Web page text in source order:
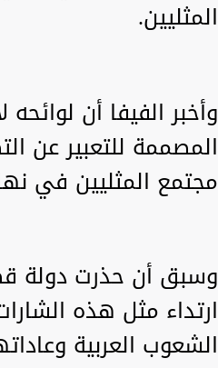
المثليين.
المصممة للتعبير عن
مجتمع المثليين في
ارتداء مثل هذه
الشعوب العربية